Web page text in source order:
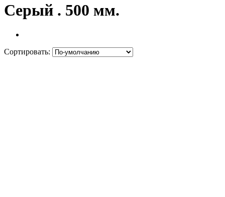
Серый . 500 мм.
Сортировать: